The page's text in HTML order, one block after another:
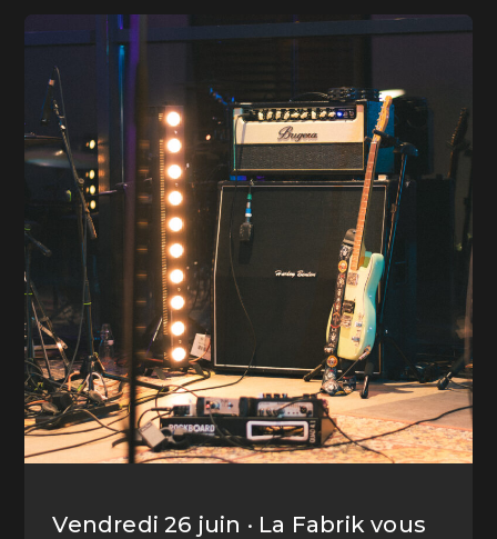
Vendredi 26 juin · La Fabrik vous